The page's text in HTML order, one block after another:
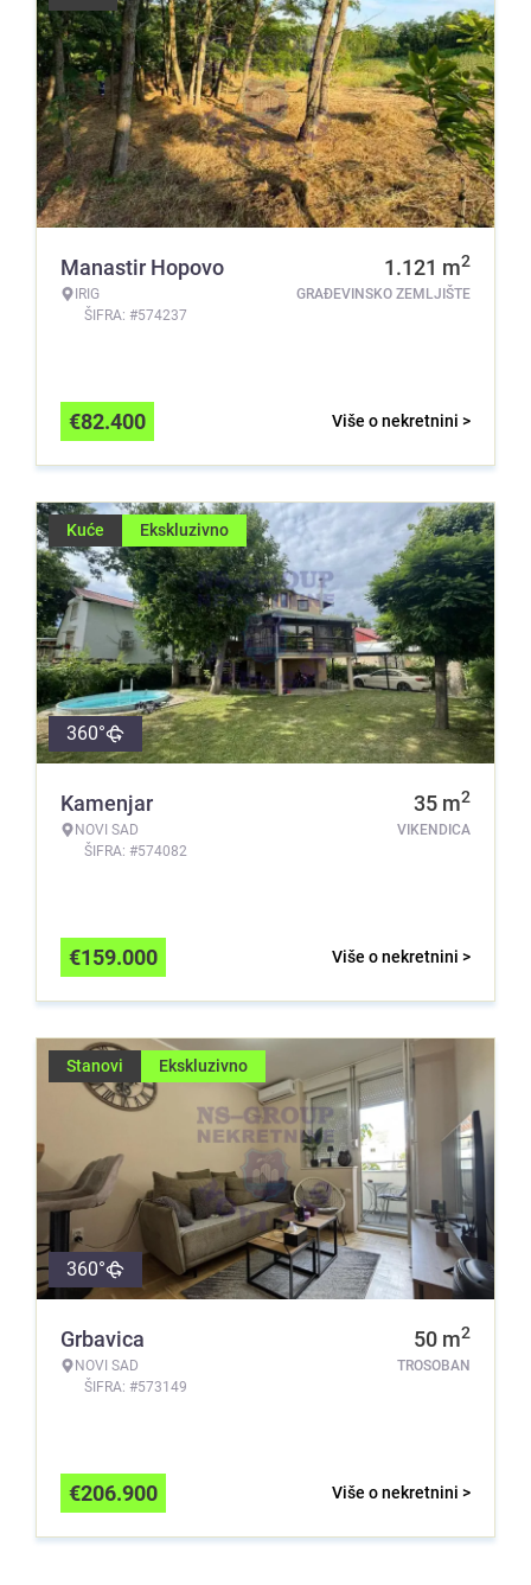
Manastir Hopovo
IRIG
ŠIFRA: #574237
1.121 m2
GRAĐEVINSKO ZEMLJIŠTE
Više o nekretnini >
€82.400
Kuće Ekskluzivno
360°
Kamenjar
NOVI SAD
ŠIFRA: #574082
35 m2
VIKENDICA
Više o nekretnini >
€159.000
Stanovi Ekskluzivno
360°
Grbavica
NOVI SAD
ŠIFRA: #573149
50 m2
TROSOBAN
Više o nekretnini >
€206.900